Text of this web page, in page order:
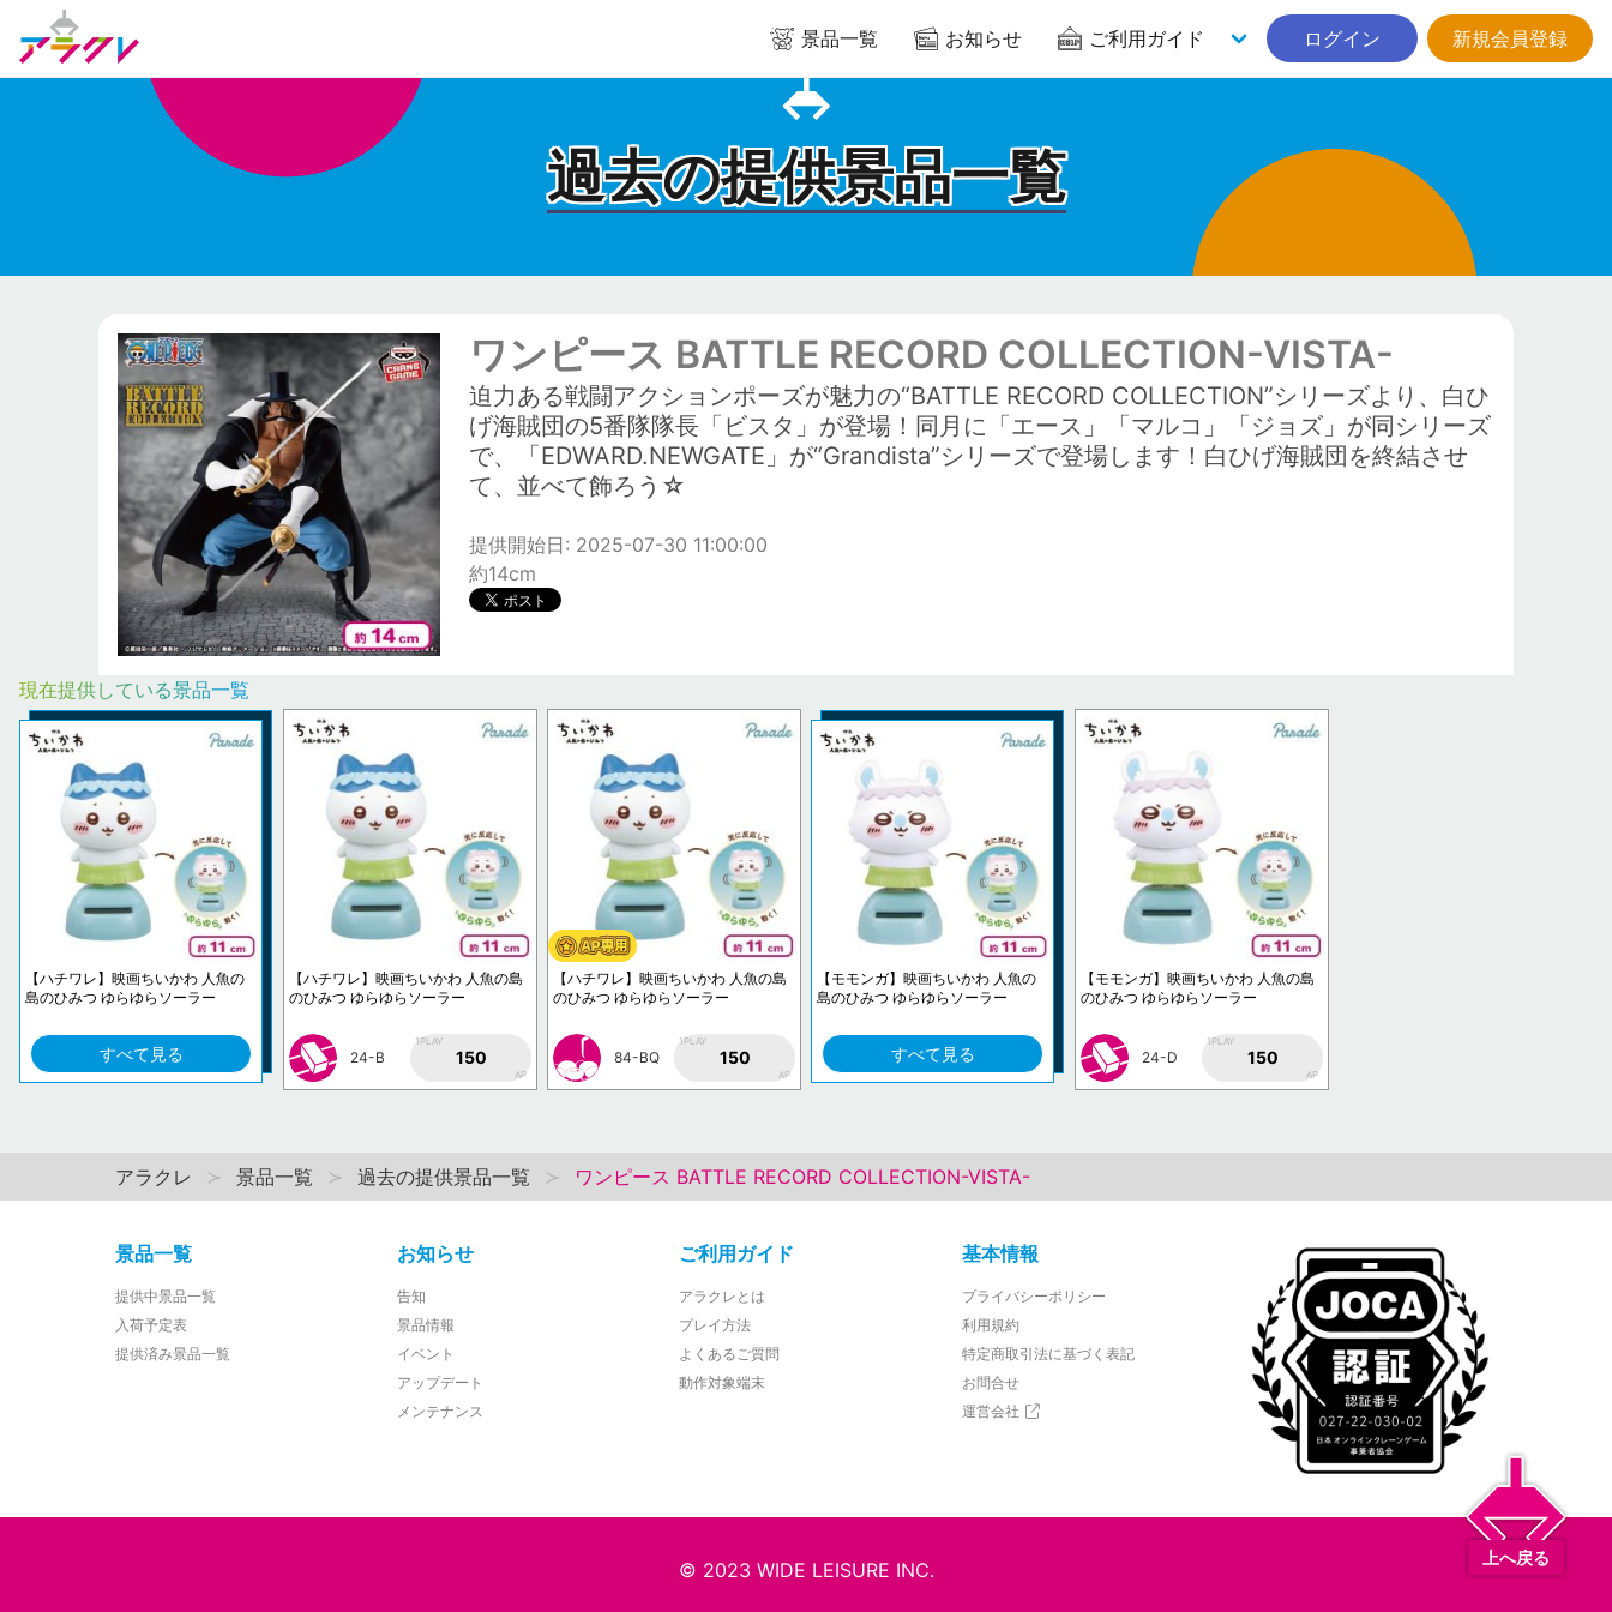
景品一覧 お知らせ ご利用ガイド ログイン 新規会員登録
過去の提供景品一覧
ワンピース BATTLE RECORD COLLECTION-VISTA-
迫力ある戦闘アクションポーズが魅力の“BATTLE RECORD COLLECTION”シリーズより、白ひ
げ海賊団の5番隊隊長「ビスタ」が登場！同月に「エース」「マルコ」「ジョズ」が同シリーズ
で、「EDWARD.NEWGATE」が“Grandista”シリーズで登場します！白ひげ海賊団を終結させ
て、並べて飾ろう☆
提供開始日: 2025-07-30 11:00:00
約14cm
現在提供している景品一覧
【ハチワレ】映画ちいかわ 人魚の
島のひみつ ゆらゆらソーラー
すべて見る
【ハチワレ】映画ちいかわ 人魚の島
のひみつ ゆらゆらソーラー
24-B
1PLAY
150
AP
【ハチワレ】映画ちいかわ 人魚の島
のひみつ ゆらゆらソーラー
84-BQ
1PLAY
150
AP
【モモンガ】映画ちいかわ 人魚の
島のひみつ ゆらゆらソーラー
すべて見る
【モモンガ】映画ちいかわ 人魚の島
のひみつ ゆらゆらソーラー
24-D
1PLAY
150
AP
アラクレ 景品一覧 過去の提供景品一覧 ワンピース BATTLE RECORD COLLECTION-VISTA-
景品一覧
提供中景品一覧
入荷予定表
提供済み景品一覧
お知らせ
告知
景品情報
イベント
アップデート
メンテナンス
ご利用ガイド
アラクレとは
プレイ方法
よくあるご質問
動作対象端末
基本情報
プライバシーポリシー
利用規約
特定商取引法に基づく表記
お問合せ
運営会社
© 2023 WIDE LEISURE INC.
上へ戻る